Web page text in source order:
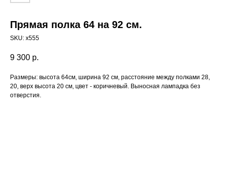
Прямая полка 64 на 92 см.
SKU: х555
9 300 р.
Размеры: высота 64см, ширина 92 см, расстояние между полками 28,
20, верх высота 20 см, цвет - коричневый. Выносная лампадка без
отверстия.